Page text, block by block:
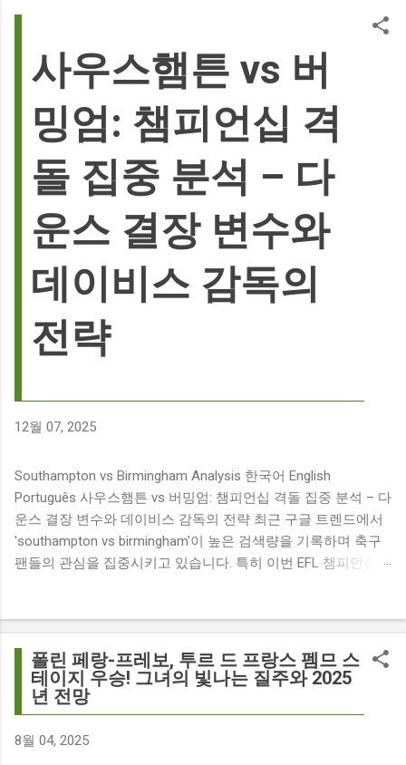
사우스햄튼 vs 버
밍엄: 챔피언십 격
돌 집중 분석 – 다
운스 결장 변수와
데이비스 감독의
전략
12월 07, 2025
Southampton vs Birmingham Analysis 한국어 English
Português 사우스햄튼 vs 버밍엄: 챔피언십 격돌 집중 분석 – 다
운스 결장 변수와 데이비스 감독의 전략 최근 구글 트렌드에서
'southampton vs birmingham'이 높은 검색량을 기록하며 축구
팬들의 관심을 집중시키고 있습니다. 특히 이번 EFL 챔피언십
다음과 같습니다. The 9 players set to miss Southampton v
Birmingham City ft £7m striker Damion Downs : 사우스햄튼과
버밍엄 시티 경기에서 총 9명의 선수가 결장할 예정이며, 특히
700만 파운드 스트라이커 데미언 다운스의 결장은 사우스햄튼
에게 큰 타격이 될 것으로 보입니다. Southampton vs
폴린 페랑-프레보, 투르 드 프랑스 펨므 스
테이지 우승! 그녀의 빛나는 질주와 2025
년 전망
8월 04, 2025